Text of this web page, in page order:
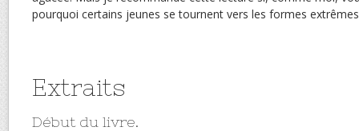
pourquoi certains jeunes se tournent vers les formes
Extraits
Début du livre.